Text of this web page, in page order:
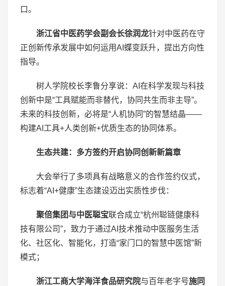
口。
浙江省中医药学会副会长徐润龙针对中医药在守
正创新传承发展中如何运用AI蝶变跃升，提出方向性
指导。
树人学院校长李鲁分享说：AI在科学发现与科技
创新中是“工具赋能而非替代，协同共生而非主导”。
未来的科技创新，必将是“人机协同”的智慧结晶——
构建AI工具+人类创新+优质生态的协同体系。
生态共建：多方签约开启协同创新新篇章
大会举行了多项具有战略意义的合作签约仪式，
标志着“AI+健康”生态建设迈出实质性步伐：
聚倍集团与中医聪宝联合成立“杭州聪链健康科
技有限公司”，致力于通过AI技术推动中医服务生活
化、社区化、智能化，打造“家门口的智慧中医馆”新
模式；
浙江工商大学海洋食品研究院与百年老字号施同